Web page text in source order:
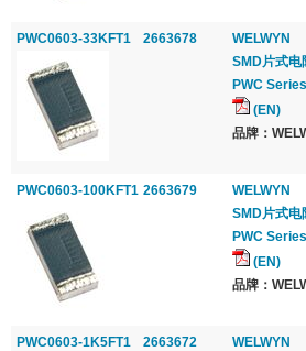
PWC0603-33KFT1 2663678
WELWYN
SMD片式电
PWC Series
(EN)
品牌：
PWC0603-100KFT1 2663679
WELWYN
SMD片式电
PWC Series
(EN)
品牌：
PWC0603-1K5FT1 2663672
WELWYN